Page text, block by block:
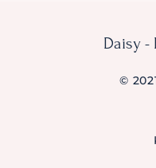
Daisy -
©